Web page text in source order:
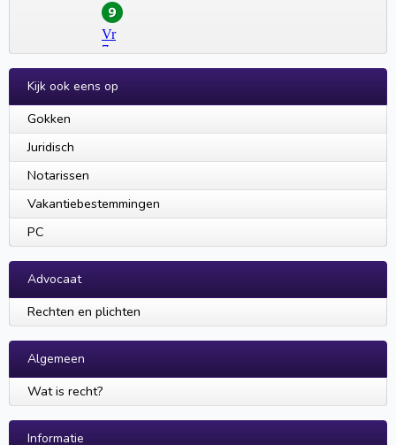
Kijk ook eens op
Gokken
Juridisch
Notarissen
Vakantiebestemmingen
PC
Advocaat
Rechten en plichten
Algemeen
Wat is recht?
Informatie